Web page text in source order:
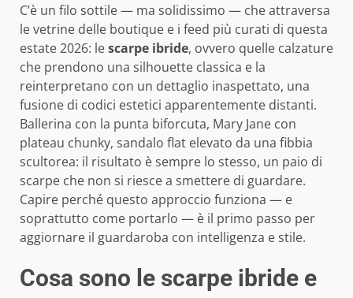
C’è un filo sottile — ma solidissimo — che attraversa
le vetrine delle boutique e i feed più curati di questa
estate 2026: lescarpe ibride, ovvero quelle calzature
che prendono una silhouette classica e la
reinterpretano con un dettaglio inaspettato, una
fusione di codici estetici apparentemente distanti.
Ballerina con la punta biforcuta, Mary Jane con
plateau chunky, sandalo flat elevato da una fibbia
scultorea: il risultato è sempre lo stesso, un paio di
scarpe che non si riesce a smettere di guardare.
Capire perché questo approccio funziona — e
soprattutto come portarlo — è il primo passo per
aggiornare il guardaroba con intelligenza e stile.
Cosa sono le scarpe ibride e